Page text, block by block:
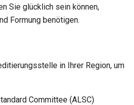
Sie glücklich sein können,
Formung benötigen.
in Ihrer Region, um
Committee (ALSC)